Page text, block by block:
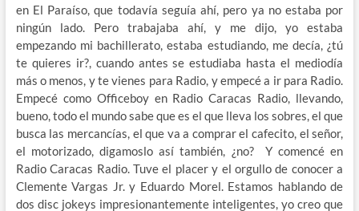
en El Paraíso, que todavía seguía ahí, pero ya no estaba por
ningún lado. Pero trabajaba ahí, y me dijo, yo estaba
empezando mi bachillerato, estaba estudiando, me decía, ¿tú
te quieres ir?, cuando antes se estudiaba hasta el mediodía
más o menos, y te vienes para Radio, y empecé a ir para Radio.
Empecé como Officeboy en Radio Caracas Radio, llevando,
bueno, todo el mundo sabe que es el que lleva los sobres, el que
busca las mercancías, el que va a comprar el cafecito, el señor,
el motorizado, digamoslo así también, ¿no? Y comencé en
Radio Caracas Radio. Tuve el placer y el orgullo de conocer a
Clemente Vargas Jr. y Eduardo Morel. Estamos hablando de
dos disc jokeys impresionantemente inteligentes, yo creo que